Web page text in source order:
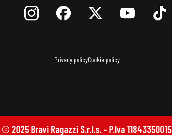
Privacy policyCookie policy
© 2025 Bravi Ragazzi S.r.l.s. - P.Iva 11843350015